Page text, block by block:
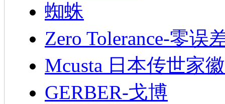
蜘蛛
Zero Tolerance-零误
Mcusta 日本传世家徽
GERBER-戈博